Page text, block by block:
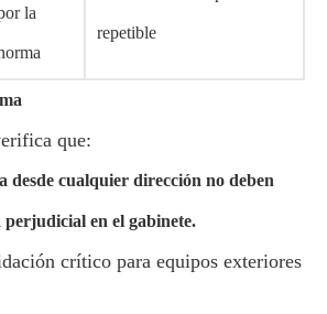
la
repetible
que:
desde cualquier dirección no deben
en el gabinete.
crítico para equipos exteriores